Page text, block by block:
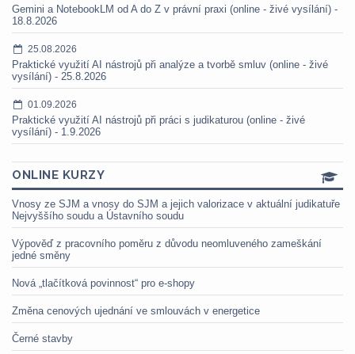
Gemini a NotebookLM od A do Z v právní praxi (online - živé vysílání) -
18.8.2026
25.08.2026
Praktické využití AI nástrojů při analýze a tvorbě smluv (online - živé
vysílání) - 25.8.2026
01.09.2026
Praktické využití AI nástrojů při práci s judikaturou (online - živé
vysílání) - 1.9.2026
ONLINE KURZY
Vnosy ze SJM a vnosy do SJM a jejich valorizace v aktuální judikatuře
Nejvyššího soudu a Ústavního soudu
Výpověď z pracovního poměru z důvodu neomluveného zameškání
jedné směny
Nová „tlačítková povinnost“ pro e-shopy
Změna cenových ujednání ve smlouvách v energetice
Černé stavby